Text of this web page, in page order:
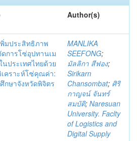
Author(s)
พิ่มประสิทธิภาพ
ดการโซ่อุปทานเม
นประเทศไทยด้วย
เคราะห์โซ่คุณค่า:
กษาจังหวัดพิจิตร
MANLIKA
SEEFONG;
มัลลิกา สีฟอง;
Sirikarn
Chansombat; ศิริ
กาญจน์ จันทร์
สมบัติ; Naresuan
University. Faclty
of Logistics and
Digital Supply